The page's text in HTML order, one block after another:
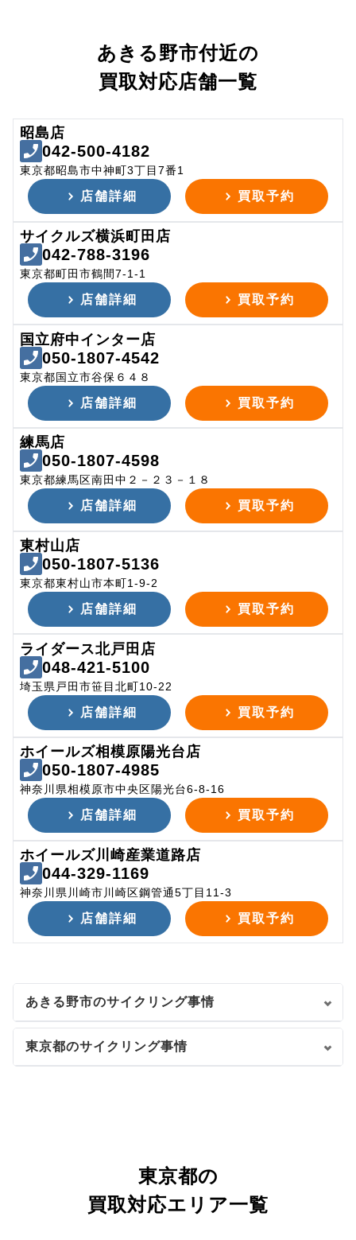
あきる野市付近の
買取対応店舗一覧
昭島店
042-500-4182
東京都昭島市中神町3丁目7番1
店舗詳細 買取予約
サイクルズ横浜町田店
042-788-3196
東京都町田市鶴間7-1-1
店舗詳細 買取予約
国立府中インター店
050-1807-4542
東京都国立市谷保６４８
店舗詳細 買取予約
練馬店
050-1807-4598
東京都練馬区南田中２－２３－１８
店舗詳細 買取予約
東村山店
050-1807-5136
東京都東村山市本町1-9-2
店舗詳細 買取予約
ライダース北戸田店
048-421-5100
埼玉県戸田市笹目北町10-22
店舗詳細 買取予約
ホイールズ相模原陽光台店
050-1807-4985
神奈川県相模原市中央区陽光台6-8-16
店舗詳細 買取予約
ホイールズ川崎産業道路店
044-329-1169
神奈川県川崎市川崎区鋼管通5丁目11-3
店舗詳細 買取予約
あきる野市のサイクリング事情
東京都のサイクリング事情
東京都の
買取対応エリア一覧